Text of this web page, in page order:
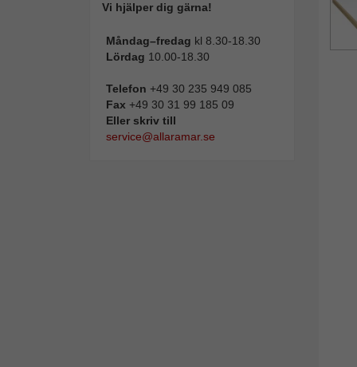
Vi hjälper dig gärna!
Måndag–fredag kl 8.30-18.30
Lördag 10.00-18.30
Telefon +49 30 235 949 085
Fax +49 30 31 99 185 09
Eller skriv till
service@allaramar.se